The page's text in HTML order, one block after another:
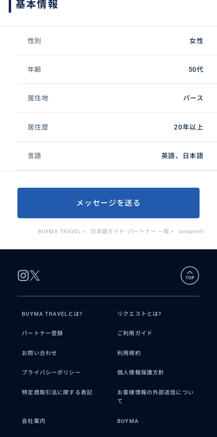
基本情報
性別 女性
年齢 50代
居住地 パース
居住歴 20年以上
言語 英語、日本語
メッセージを送る
BUYMA TRAVEL > 日本語ガイド･パートナー 一覧 > taroperth
BUYMA TRAVELとは? リクエストとは?
パートナー登録 ご利用ガイド
お問い合わせ 利用規約
プライバシーポリシー 個人情報保護方針
特定商取引法に関する表記
お客様情報の外部送信につい
て
会社案内 BUYMA